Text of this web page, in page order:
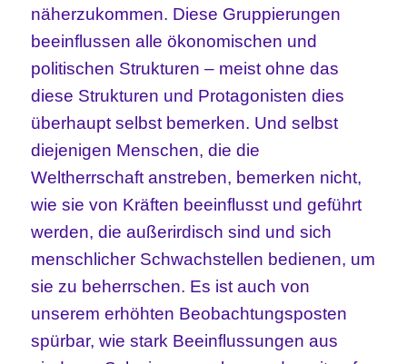
näherzukommen. Diese Gruppierungen
beeinflussen alle ökonomischen und
politischen Strukturen – meist ohne das
diese Strukturen und Protagonisten dies
überhaupt selbst bemerken. Und selbst
diejenigen Menschen, die die
Weltherrschaft anstreben, bemerken nicht,
wie sie von Kräften beeinflusst und geführt
werden, die außerirdisch sind und sich
menschlicher Schwachstellen bedienen, um
sie zu beherrschen. Es ist auch von
unserem erhöhten Beobachtungsposten
spürbar, wie stark Beeinflussungen aus